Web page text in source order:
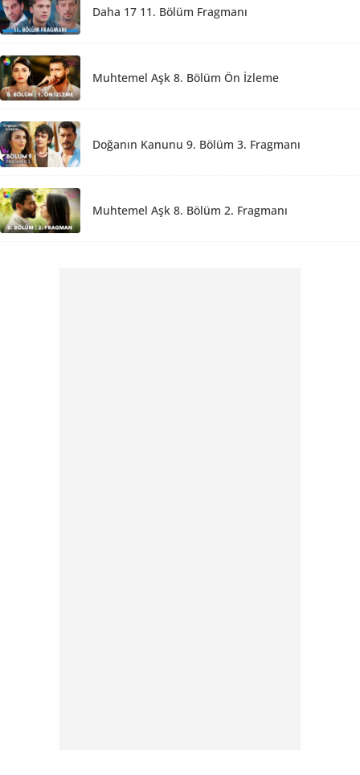
Daha 17 11. Bölüm Fragmanı
Muhtemel Aşk 8. Bölüm Ön İzleme
Doğanın Kanunu 9. Bölüm 3. Fragmanı
Muhtemel Aşk 8. Bölüm 2. Fragmanı